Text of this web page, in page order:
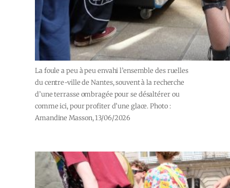
La foule a peu à peu envahi l’ensemble des ruelles
du centre-ville de Nantes, souvent à la recherche
d’une terrasse ombragée pour se désaltérer ou
comme ici, pour profiter d’une glace. Photo :
Amandine Masson, 13/06/2026